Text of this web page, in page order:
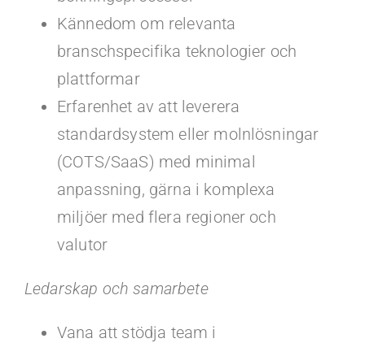
Kännedom om relevanta
branschspecifika teknologier och
plattformar
Erfarenhet av att leverera
standardsystem eller molnlösningar
(COTS/SaaS) med minimal
anpassning, gärna i komplexa
miljöer med flera regioner och
valutor
Ledarskap och samarbete
Vana att stödja team i